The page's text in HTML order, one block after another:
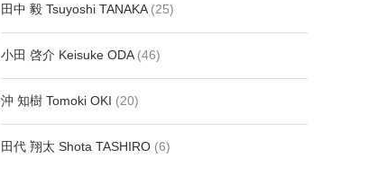
田中 毅 Tsuyoshi TANAKA (25)
小田 啓介 Keisuke ODA (46)
沖 知樹 Tomoki OKI (20)
田代 翔太 Shota TASHIRO (6)